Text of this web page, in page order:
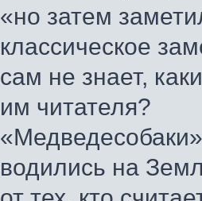
«но затем
классическое
сам не знает,
им читателя?
водились на